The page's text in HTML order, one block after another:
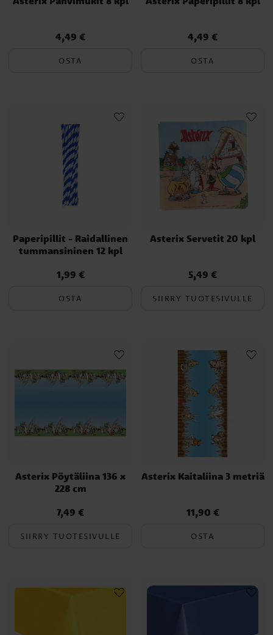
Hinta:4,49 €
4,49 €
OSTA
Hinta:4,49 €
4,49 €
OSTA
Paperipillit - Raidallinen
tummansininen 12 kpl
Hinta:1,99 €
1,99 €
OSTA
Asterix Servetit 20 kpl
Hinta:5,49 €
5,49 €
SIIRRY TUOTESIVULLE
Asterix Pöytäliina 136 x
228 cm
Hinta:7,49 €
7,49 €
SIIRRY TUOTESIVULLE
Asterix Kaitaliina 3 metriä
Hinta:11,90 €
11,90 €
OSTA